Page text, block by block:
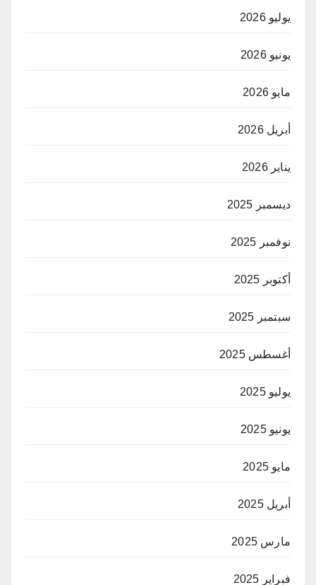
يوليو 2026
يونيو 2026
مايو 2026
أبريل 2026
يناير 2026
ديسمبر 2025
نوفمبر 2025
أكتوبر 2025
سبتمبر 2025
أغسطس 2025
يوليو 2025
يونيو 2025
مايو 2025
أبريل 2025
مارس 2025
فبراير 2025